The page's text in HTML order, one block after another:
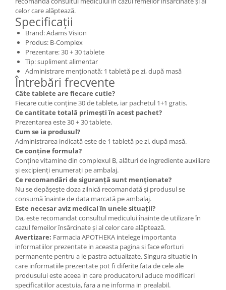
celor care alăptează.
Specificații
Brand: Adams Vision
Produs: B-Complex
Prezentare: 30 + 30 tablete
Tip: supliment alimentar
Administrare menționată: 1 tabletă pe zi, după masă
Întrebări frecvente
Câte tablete are fiecare cutie?
Fiecare cutie conține 30 de tablete, iar pachetul 1+1 gratis.
Ce cantitate totală primești în acest pachet?
Prezentarea este 30 + 30 tablete.
Cum se ia produsul?
Administrarea indicată este de 1 tabletă pe zi, după masă.
Ce conține formula?
Conține vitamine din complexul B, alături de ingrediente auxiliare
și excipienți enumerați pe ambalaj.
Ce recomandări de siguranță sunt menționate?
Nu se depășește doza zilnică recomandată și produsul se
consumă înainte de data marcată pe ambalaj.
Este necesar aviz medical în unele situații?
Da, este recomandat consultul medicului înainte de utilizare în
cazul femeilor însărcinate și al celor care alăptează.
Avertizare: Farmacia APOTHEKA intelege importanta
informatiilor prezentate in aceasta pagina si face eforturi
permanente pentru a le pastra actualizate. Singura situatie in
care informatiile prezentate pot fi diferite fata de cele ale
produsului este aceea in care producatorul aduce modificari
specificatiilor acestuia, fara a ne informa in prealabil.